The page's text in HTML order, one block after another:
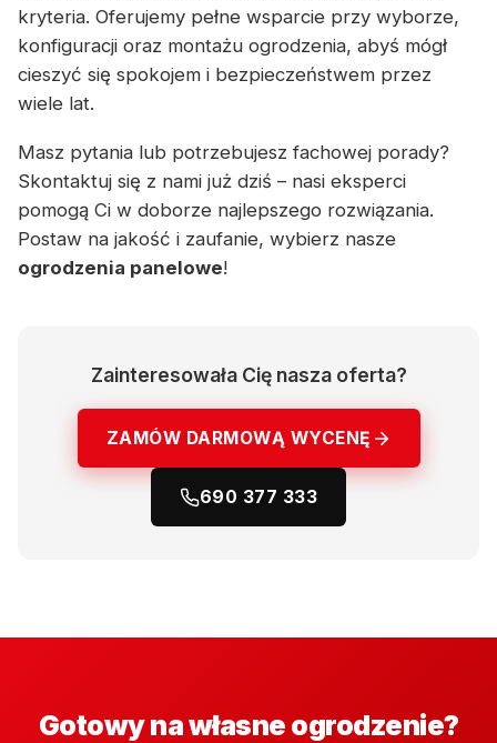
kryteria. Oferujemy pełne wsparcie przy wyborze,
konfiguracji oraz montażu ogrodzenia, abyś mógł
cieszyć się spokojem i bezpieczeństwem przez
wiele lat.
Masz pytania lub potrzebujesz fachowej porady?
Skontaktuj się z nami już dziś – nasi eksperci
pomogą Ci w doborze najlepszego rozwiązania.
Postaw na jakość i zaufanie, wybierz nasze
ogrodzenia panelowe!
Zainteresowała Cię nasza oferta?
ZAMÓW DARMOWĄ WYCENĘ
690 377 333
Gotowy na własne ogrodzenie?